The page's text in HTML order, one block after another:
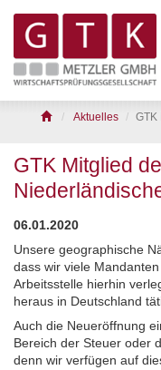
Aktuelles GTK
GTK Mitglied
06.01.2020
Unsere geographische
dass wir viele
Arbeitsstelle hierhin
heraus in Deutschland
Auch die Neueröffnung
Bereich der Steuer oder
denn wir verfügen auf